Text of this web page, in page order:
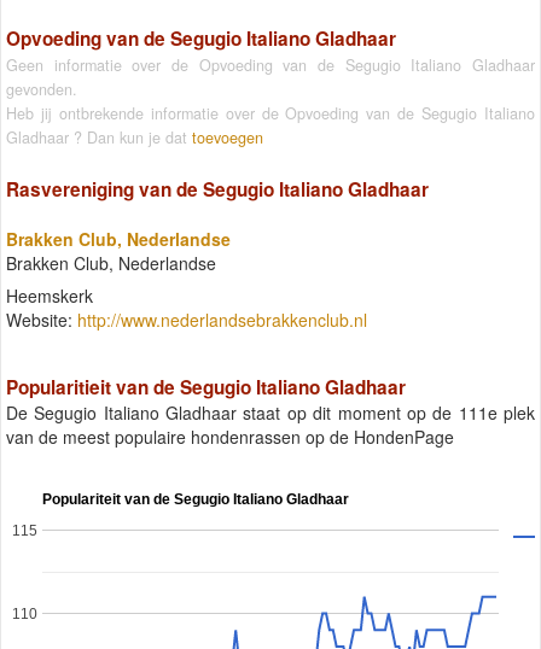
Opvoeding van de Segugio Italiano Gladhaar
Geen informatie over de Opvoeding van de Segugio Italiano Gladhaar
gevonden.
Heb jij ontbrekende informatie over de Opvoeding van de Segugio Italiano
Gladhaar ? Dan kun je dat toevoegen
Rasvereniging van de Segugio Italiano Gladhaar
Brakken Club, Nederlandse
Brakken Club, Nederlandse
Heemskerk
Website: http://www.nederlandsebrakkenclub.nl
Popularitieit van de Segugio Italiano Gladhaar
De Segugio Italiano Gladhaar staat op dit moment op de 111e plek
van de meest populaire hondenrassen op de HondenPage
Populariteit van de Segugio Italiano Gladhaar
110
115